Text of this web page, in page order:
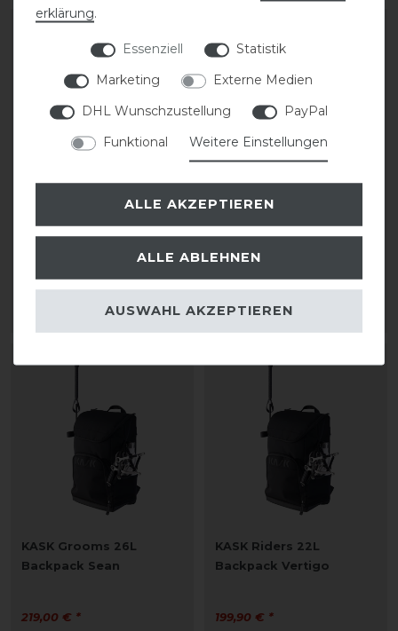
KASK Riders 22L
199,90 € *
ARTIKEL MERKEN
Kentucky Horsewear
64,99 € *
ARTIKEL MERKEN
KASK Grooms 26L
Backpack Sean
219,00 € *
KASK Riders 22L
Backpack Vertigo
199,90 € *
erklärung.
Essenziell
Statistik
Marketing
Externe Medien
DHL Wunschzustellung
PayPal
Funktional
Weitere Einstellungen
ALLE AKZEPTIEREN
ALLE ABLEHNEN
AUSWAHL AKZEPTIEREN